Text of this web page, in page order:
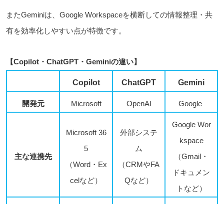
またGeminiは、Google Workspaceを横断しての情報整理・共
有を効率化しやすい点が特徴です。
【Copilot・ChatGPT・Geminiの違い】
Copilot ChatGPT Gemini
開発元 Microsoft OpenAI Google
主な連携先
Microsoft 36
5
（Word・Ex
celなど）
外部システ
ム
（CRMやFA
Qなど）
Google Wor
kspace
（Gmail・
ドキュメン
トなど）